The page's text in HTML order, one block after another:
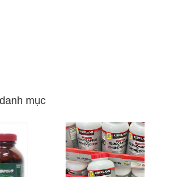
mục